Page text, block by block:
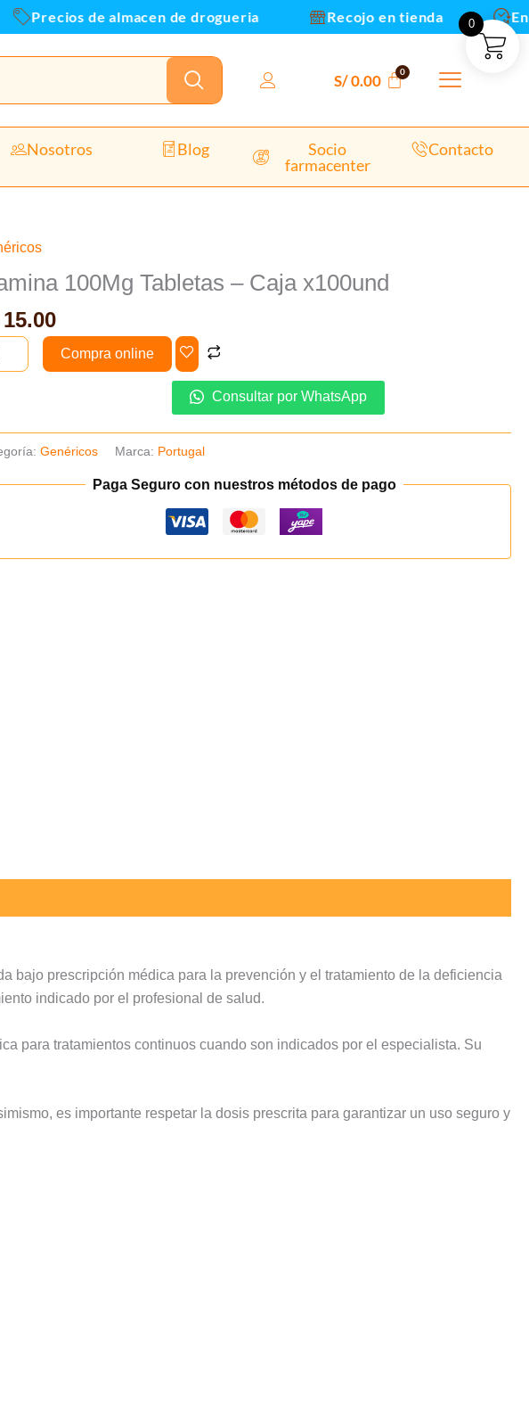
Precios de almacen de drogueria Recojo en tienda
S/0.00
Nosotros Blog
Socio
farmacenter
Contacto
100Mg Tabletas – Caja x100und
15.00
Compra online
Consultar por WhatsApp
Genéricos Marca: Portugal
Paga Seguro con nuestros métodos de pago
bajo prescripción médica para la prevención y el tratamiento de la deficiencia
indicado por el profesional de salud.
para tratamientos continuos cuando son indicados por el especialista. Su
es importante respetar la dosis prescrita para garantizar un uso seguro y
0